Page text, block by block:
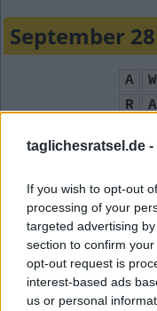
taglichesratsel.de -
If you wish to opt-out
processing of your
targeted advertising
section to confirm
opt-out request is
interest-based ads
us or personal
September
A W
R
A
E
Dt. Arbeiterwohlfahrt: